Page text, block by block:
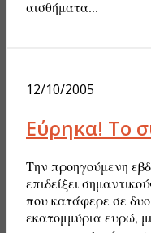
αισθήματα...
12/10/2005
Εύρηκα! Το
Την προηγούμενη
επιδείξει
που κατάφερε σε
εκατομμύρια ευρώ,